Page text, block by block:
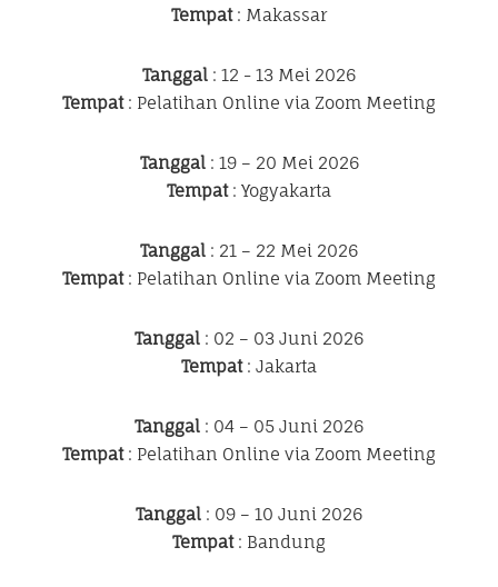
Tempat: Makassar
Tanggal : 12 - 13 Mei 2026
Tempat: Pelatihan Online via Zoom Meeting
Tanggal: 19 – 20 Mei 2026
Tempat: Yogyakarta
Tanggal : 21 – 22 Mei 2026
Tempat: Pelatihan Online via Zoom Meeting
Tanggal : 02 – 03 Juni 2026
Tempat: Jakarta
Tanggal : 04 – 05 Juni 2026
Tempat: Pelatihan Online via Zoom Meeting
Tanggal : 09 – 10 Juni 2026
Tempat: Bandung